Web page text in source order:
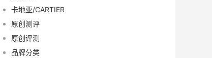
卡地亚/CARTIER
原创测评
原创评测
品牌分类